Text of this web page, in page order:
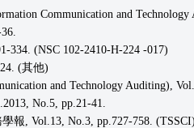
Communication and Technology
(NSC 102-2410-H-224 -017)
(其他)
and Technology Auditing),
No.5, pp.21-41.
報, Vol.13, No.3, pp.727-758. (TSSCI)